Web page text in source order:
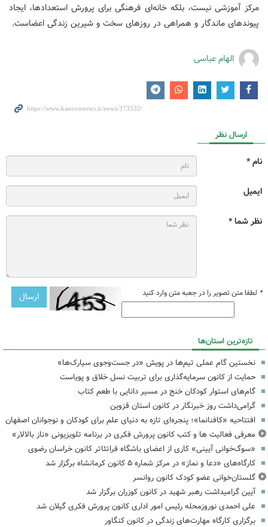
مرکز آموزشی نیست، بلکه خانه‌ای فرهنگی برای پرورش استعدادها، ایجاد
پیوندهای ماندگار و همراهی در روزهای سخت و شیرین زندگی اعضاست.
الهام عباسی
ارسال نظر
نام *
ایمیل
نظر شما *
* لطفا متن تصویر را در جعبه متن وارد کنید
تازه‌ترین استان‌ها
نخستین گام عملی تیم‌ها در پویش «در جست‌وجوی سیارک‌ها»
حمایت از کانون سرمایه‌گذاری برای تربیت نسل خلاق و پویاست
گام‌های استوار کودکان خنج در مسیر دانایی با طعم کتاب
گرامی‌داشت روز خبرنگار در کانون استان قزوین
افتتاحیه «کافنانما»؛ پنجره‌ای تازه به دنیای علم برای کودکان و نوجوانان اصفهان
معرفی فعالیت ها و کتب کانون پرورش فکری در برنامه تلویزیونی «ناز بالالار»
«سوگ‌خوانی آیینی» کاری از اعضای باشگاه فراتئاتر کانون خراسان رضوی
کارگاه‌های «دعا و نماز» در مرکز شماره ۵ کانون کرمانشاه برگزار شد
گلستان‌خوانی عضو کودک کانون روانسر
آیین گرامیداشت رهبر شهید در کانون کوزران برگزار شد
علی احمدی نوروزمحله رئیس امور اداری کانون پرورش فکری گیلان شد
برگزاری کارگاه مهارت‌های زندگی در کانون کنگاور